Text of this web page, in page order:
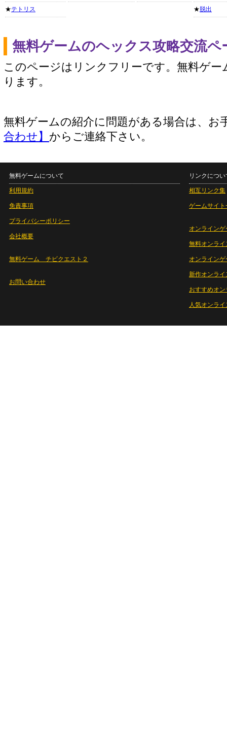
★テトリス ★ 脱出
無料ゲームのヘックス攻略交流ペ
このページはリンクフリーです。無料ゲー
ります。
無料ゲームの紹介に問題がある場合は、お
合わせ】 からご連絡下さい。
無料ゲームについて
利用規約
免責事項
プライバシーポリシー
会社概要
無料ゲーム チビクエスト２
お問い合わせ
リンクについ
相互リンク集
ゲームサイト
オンラインゲ
無料オンライ
オンライン
新作オンライ
おすすめオ
人気オンラ